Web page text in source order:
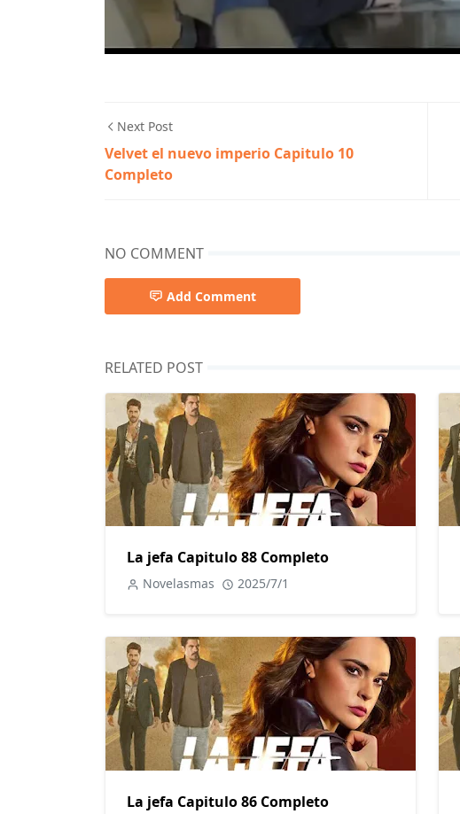
Next Post
Velvet el nuevo imperio Capitulo 10
Completo
NO COMMENT
Add Comment
RELATED POST
La jefa Capitulo 88 Completo
Novelasmas 2025/7/1
La jefa Capitulo 86 Completo